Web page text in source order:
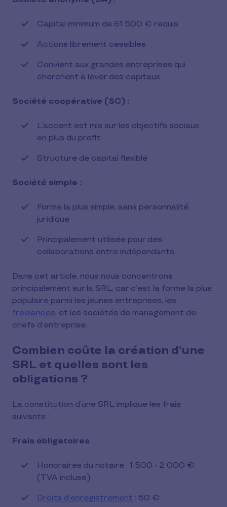
Capital minimum de 61 500 € requis
Actions librement cessibles
Convient aux grandes entreprises qui
cherchent à lever des capitaux
Société coopérative (SC) :
L’accent est mis sur les objectifs sociaux
en plus du profit
Structure de capital flexible
Société simple :
Forme la plus simple, sans personnalité
juridique
Principalement utilisée pour des
collaborations entre indépendants
Dans cet article, nous nous concentrons
principalement sur la SRL, car c’est la forme la plus
populaire parmi les jeunes entreprises, les
freelances, et les sociétés de management de
chefs d’entreprise.
Combien coûte la création d’une
SRL et quelles sont les
obligations ?
La constitution d’une SRL implique les frais
suivants :
Frais obligatoires
Honoraires du notaire : 1 500 - 2 000 €
(TVA incluse)
Droits d’enregistrement : 50 €